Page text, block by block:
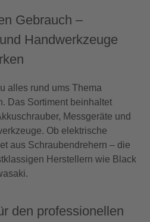
Gebrauch –
Handwerkzeuge
alles rund ums Thema
Das Sortiment beinhaltet
Messgeräte und
Ob elektrische
aus Schraubendrehern – die
Herstellern wie Black
den professionellen